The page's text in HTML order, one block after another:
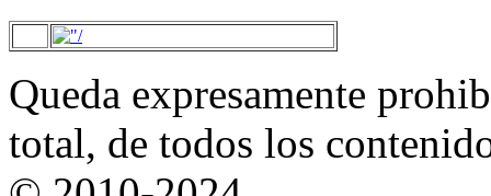
Queda expresamente
total, de todos los